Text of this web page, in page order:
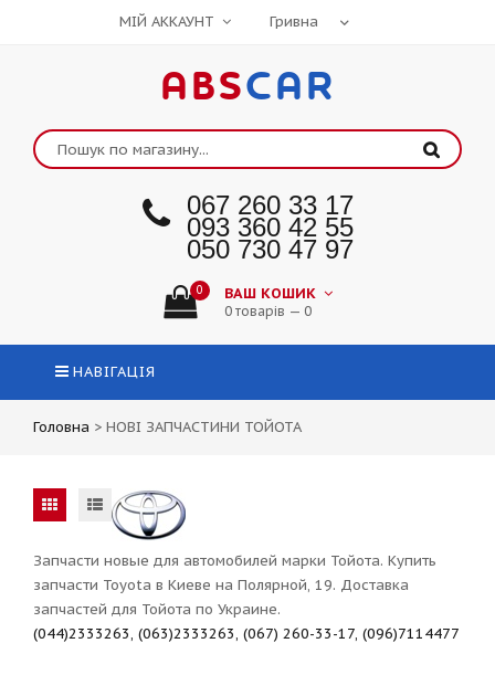
МІЙ АККАУНТ
ABSCAR
067 260 33 17
093 360 42 55
050 730 47 97
0 ВАШ КОШИК
0 товарів — 0
НАВІГАЦІЯ
Головна > НОВІ ЗАПЧАСТИНИ ТОЙОТА
Запчасти новые для автомобилей марки Тойота. Купить
запчасти Toyota в Киеве на Полярной, 19. Доставка
запчастей для Тойота по Украине.
(044)2333263, (063)2333263, (067) 260-33-17, (096)7114477